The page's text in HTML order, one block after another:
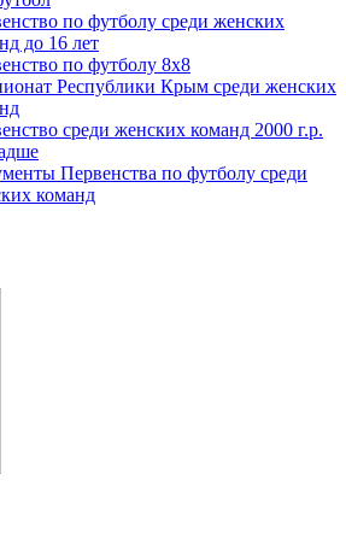
по футболу среди женских
до 16 лет
по футболу 8х8
Республики Крым среди женских
среди женских команд 2000 г.р.
Первенства по футболу среди
команд